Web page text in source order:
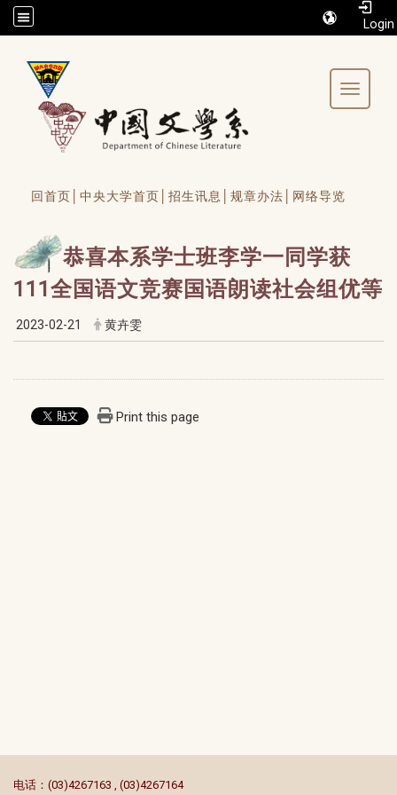
/accesskey"" title="Toolbar">:::
Toggle
回首页│ 中央大学首页│ 招生讯息│ 规章办法│ 网络导览
恭喜本系学士班李学一同学获
111全国语文竞赛国语朗读社会组优等
2023-02-21 黄卉雯
Print this page
电话：(03)4267163 , (03)4267164